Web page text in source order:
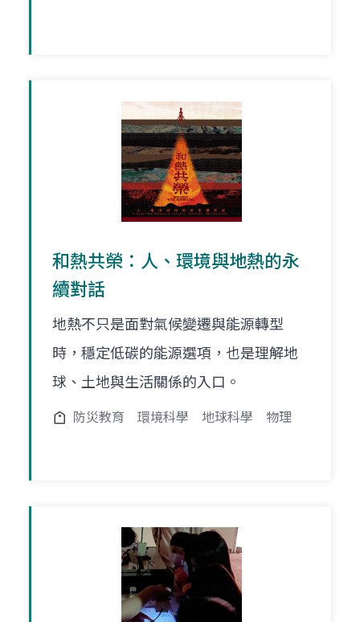
和熱共榮：人、環境與地熱的永
續對話
地熱不只是面對氣候變遷與能源轉型
時，穩定低碳的能源選項，也是理解地
球、土地與生活關係的入口。
防災教育 環境科學 地球科學 物理